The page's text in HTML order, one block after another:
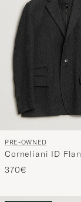
PRE-OWNED
Corneliani ID
Grey Melange 48
370€